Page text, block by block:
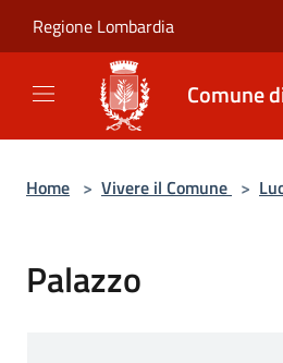
Regione Lombardia
Comune
Home > Vivere il Comune >
Palazzo